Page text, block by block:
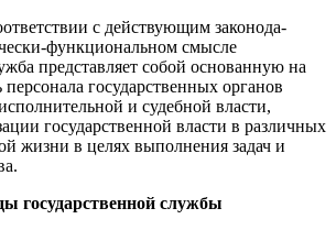
с действующим законода­
функциональном смысле
представляет собой основанную на
персонала государственных органов
и судебной власти,
государственной власти в различных
жизни в целях выполнения задач и
государственной службы